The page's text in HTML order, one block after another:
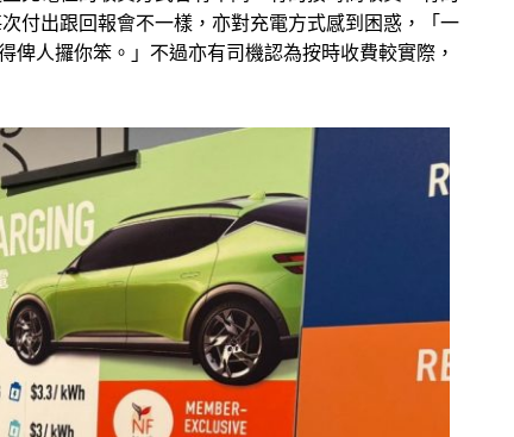
付出跟回報會不一樣，亦對充電方式感到困惑，「一
人攞你笨。」不過亦有司機認為按時收費較實際，